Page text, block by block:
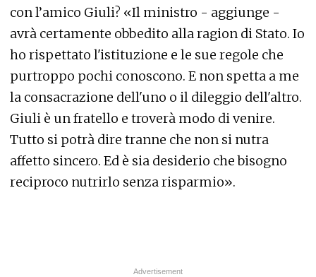
con l’amico Giuli? «Il ministro - aggiunge -
avrà certamente obbedito alla ragion di Stato. Io
ho rispettato l'istituzione e le sue regole che
purtroppo pochi conoscono. E non spetta a me
la consacrazione dell'uno o il dileggio dell'altro.
Giuli è un fratello e troverà modo di venire.
Tutto si potrà dire tranne che non si nutra
affetto sincero. Ed è sia desiderio che bisogno
reciproco nutrirlo senza risparmio».